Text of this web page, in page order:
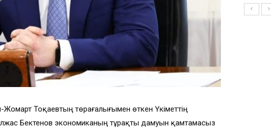
Жомарт Тоқаевтың төрағалығымен өткен Үкіметтің
Бектенов экономиканың тұрақты дамуын қамтамасыз